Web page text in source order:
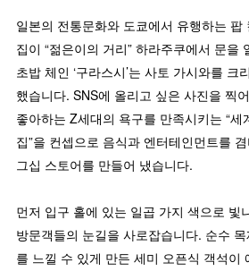
일본의 전통문화와 도쿄에서 유행하는
집이 “젊은이의 거리” 하라주쿠에서 문을
초밥 체인 ‘구라스시’는 사토 가시와를 크
했습니다. SNS에 올리고 싶은 사진을 찍
좋아하는 Z세대의 욕구를 만족시키는 “
집”을 컨셉으로 음식과 엔터테인먼트를
그십 스토어를 만들어 냈습니다.
먼저 입구 홀에 있는 일곱 가지 색으로 빛
방문객들의 눈길을 사로잡습니다. 순수
를 느낄 수 있게 만든 세미 오픈식 객석이